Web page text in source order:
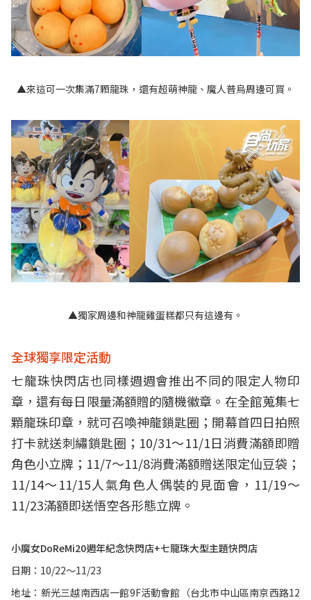
▲來這可一次集滿7顆龍珠，還有超萌神龍、魔人普烏周邊可買。
▲獨家周邊和神龍雞蛋糕都只有這邊有。
全球獨享限定活動
七龍珠快閃店也同樣週週會推出不同的限定人物印
章，還有每日限量滿額贈的隨機徽章。在全館蒐集七
顆龍珠印章，就可召喚神龍鎖匙圈；開幕首四日拍照
打卡就送刺繡鎖匙圈；10/31～11/1日消費滿額即贈
角色小立牌；11/7～11/8消費滿額贈送限定仙豆袋；
11/14～11/15人氣角色人偶裝的見面會，11/19～
11/23滿額即送悟空各形態立牌。
小魔女DoReMi20週年紀念快閃店+七龍珠大型主題快閃店
日期：10/22～11/23
地址：新光三越南西店一館9F活動會館（台北市中山區南京西路12